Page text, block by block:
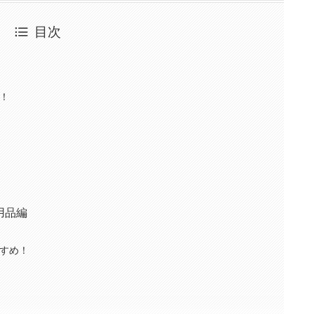
目次
品編
め！